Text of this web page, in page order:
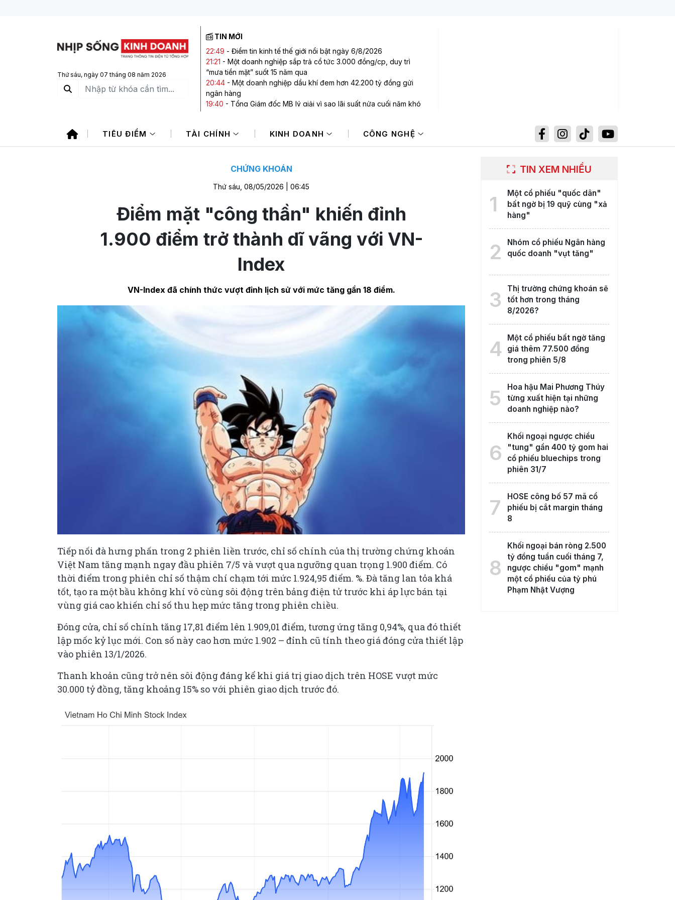
Thứ sáu, ngày 07 tháng 08 năm 2026
TIN MỚI
22:49 - Điểm tin kinh tế thế giới nổi bật ngày 6/8/2026
21:21 - Một doanh nghiệp sắp trả cổ tức 3.000 đồng/cp, duy trì
“mưa tiền mặt” suốt 15 năm qua
20:44 - Một doanh nghiệp dầu khí đem hơn 42.200 tỷ đồng gửi
ngân hàng
19:40 - Tổng Giám đốc MB lý giải vì sao lãi suất nửa cuối năm khó
sản với slogan nổi tiếng “có làm thì mới có ăn”
17:45-Một cổ phiếu bị tự doanh CTCK bán ròng 200 tỷ đồng
TIÊU ĐIỂM TÀI CHÍNH KINH DOANH CÔNG NGHỆ
CHỨNG KHOÁN
Thứ sáu, 08/05/2026 | 06:45
Điểm mặt "công thần" khiến đỉnh
1.900 điểm trở thành dĩ vãng với VN-
Index
VN-Index đã chính thức vượt đỉnh lịch sử với mức tăng gần 18 điểm.
Tiếp nối đà hưng phấn trong 2 phiên liền trước, chỉ số chính của thị trường chứng khoán
Việt Nam tăng mạnh ngay đầu phiên 7/5 và vượt qua ngưỡng quan trọng 1.900 điểm. Có
thời điểm trong phiên chỉ số thậm chí chạm tới mức 1.924,95 điểm. %. Đà tăng lan tỏa khá
tốt, tạo ra một bầu không khí vô cùng sôi động trên bảng điện tử trước khi áp lực bán tại
vùng giá cao khiến chỉ số thu hẹp mức tăng trong phiên chiều.
Đóng cửa, chỉ số chính tăng 17,81 điểm lên 1.909,01 điểm, tương ứng tăng 0,94%, qua đó thiết
lập mốc kỷ lục mới. Con số này cao hơn mức 1.902 – đỉnh cũ tính theo giá đóng cửa thiết lập
vào phiên 13/1/2026.
Thanh khoản cũng trở nên sôi động đáng kể khi giá trị giao dịch trên HOSE vượt mức
30.000 tỷ đồng, tăng khoảng 15% so với phiên giao dịch trước đó.
TIN XEM NHIỀU
1
Một cổ phiếu "quốc dân"
bất ngờ bị 19 quỹ cùng "xả
hàng"
2
Nhóm cổ phiếu Ngân hàng
quốc doanh "vụt tăng"
3
Thị trường chứng khoán sẽ
tốt hơn trong tháng
8/2026?
4
Một cổ phiếu bất ngờ tăng
giá thêm 77.500 đồng
trong phiên 5/8
5
Hoa hậu Mai Phương Thúy
từng xuất hiện tại những
doanh nghiệp nào?
6
Khối ngoại ngược chiều
"tung" gần 400 tỷ gom hai
cổ phiếu bluechips trong
phiên 31/7
7
HOSE công bố 57 mã cổ
phiếu bị cắt margin tháng
8
8
Khối ngoại bán ròng 2.500
tỷ đồng tuần cuối tháng 7,
ngược chiều "gom" mạnh
một cổ phiếu của tỷ phú
Phạm Nhật Vượng